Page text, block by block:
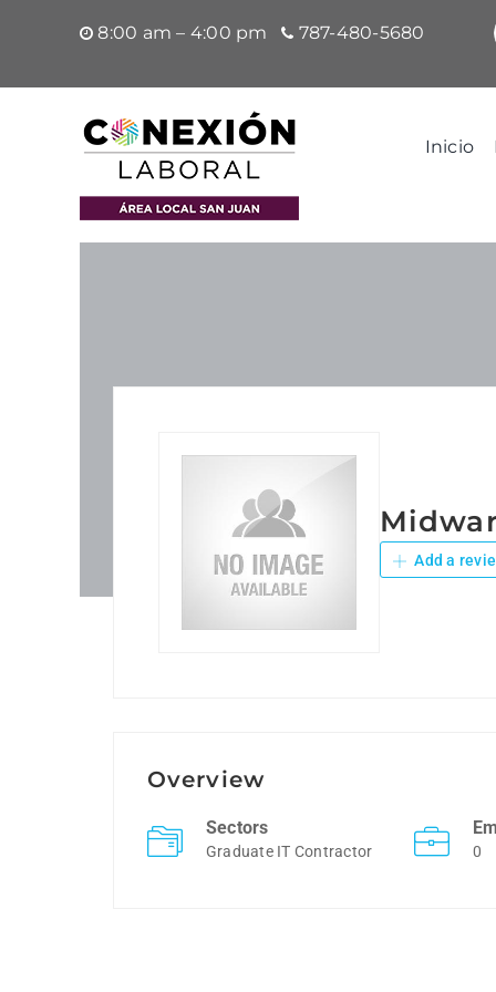
8:00 am – 4:00 pm 787-480-5680
Inicio
Add a
Overview
Sectors
Graduate IT Contractor 0